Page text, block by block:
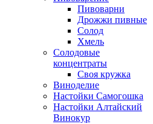
Пивоварни
Дрожжи пивные
Солод
Хмель
Солодовые
концентраты
Своя кружка
Виноделие
Настойки Самогошка
Настойки Алтайский
Винокур